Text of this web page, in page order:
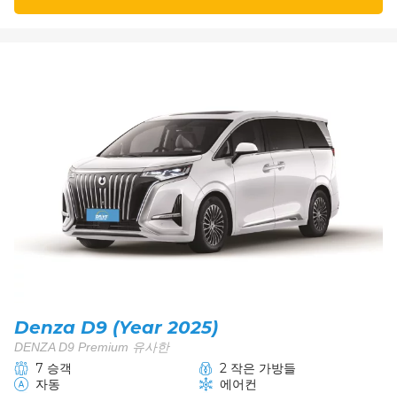
Denza D9 (Year 2025)
DENZA D9 Premium 유사한
7 승객
2 작은 가방들
자동
에어컨